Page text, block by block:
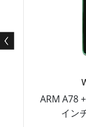
ARM A78
イン